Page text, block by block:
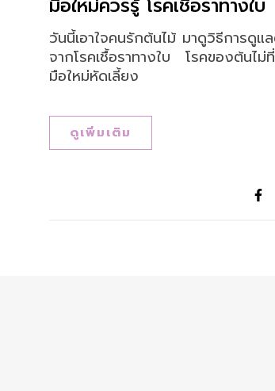
มือใหม่ควรรู้ โรคเชื้อราทางใบ
วันนี้เอาใจคนรักต้นไม้ มาดูวิธีการดูแ
จากโรคเชื้อราทางใบ โรคของต้นไม่
มือใหม่หัดเลี้ยง
ดูเพิ่มเติม